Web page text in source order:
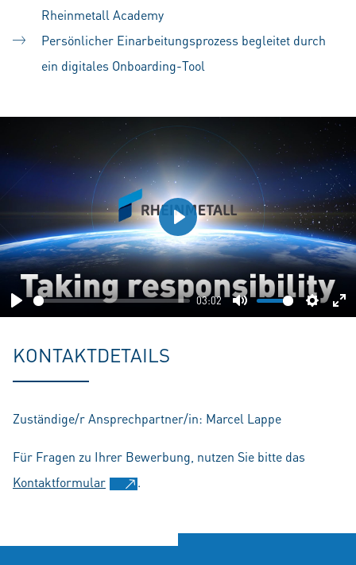
Rheinmetall Academy
Persönlicher Einarbeitungsprozess begleitet durch
ein digitales Onboarding-Tool
Play
03:02
Mute
Play
KONTAKTDETAILS
Zuständige/r Ansprechpartner/in: Marcel Lappe
Für Fragen zu Ihrer Bewerbung, nutzen Sie bitte das
Kontaktformular
.